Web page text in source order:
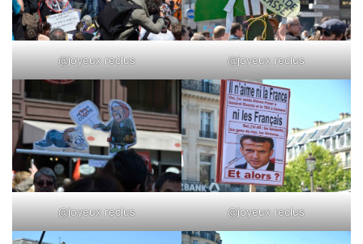
@joyeux reclus @joyeux reclus
@joyeux reclus @joyeux reclus